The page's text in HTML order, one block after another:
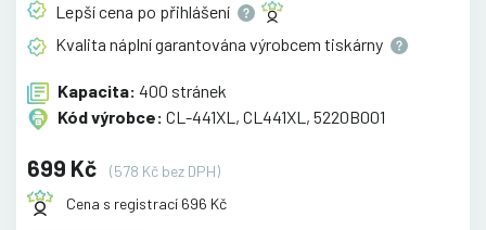
Lepší cena po přihlášení
Kvalita náplní garantována výrobcem tiskárny
Kapacita: 400 stránek
Kód výrobce: CL-441XL, CL441XL, 5220B001
699 Kč
(578 Kč bez DPH)
Cena s registrací 696 Kč